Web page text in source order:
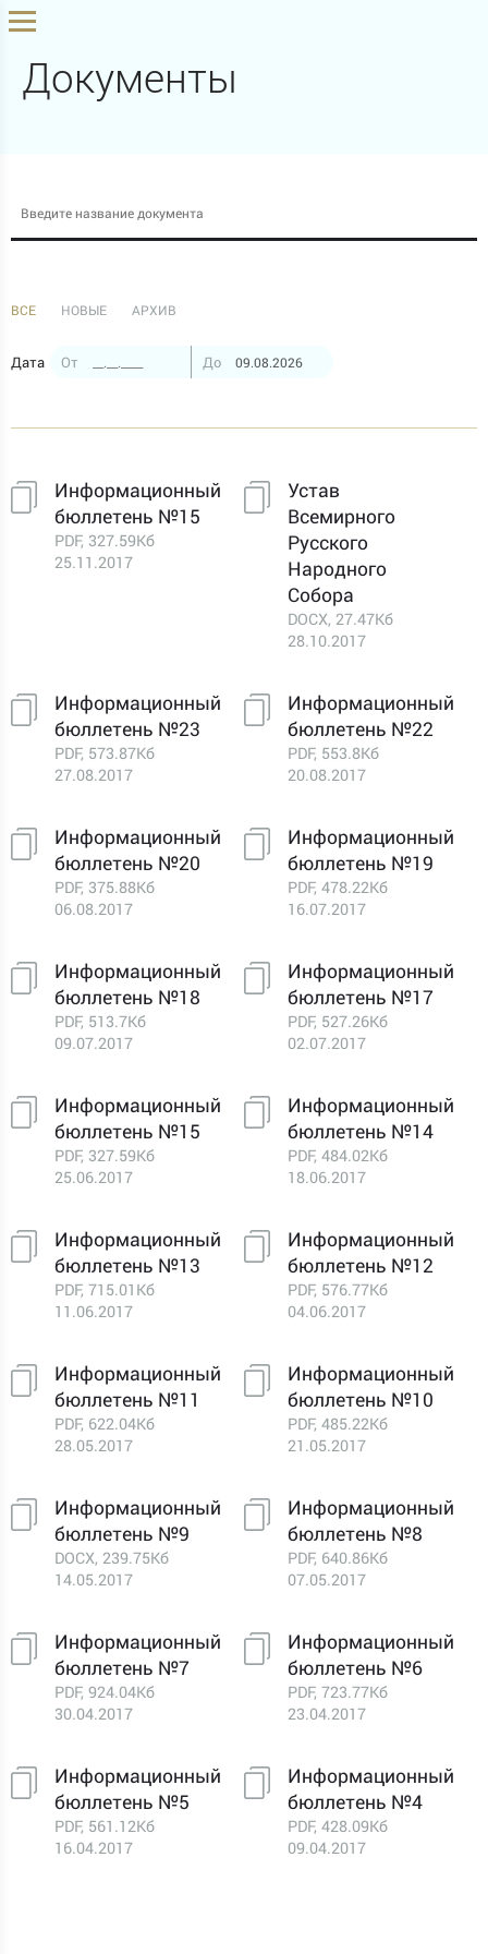
Документы
ВСЕ НОВЫЕ АРХИВ
Дата От До
Информационный
бюллетень №15
PDF, 327.59Кб
25.11.2017
Устав
Всемирного
Русского
Народного
Собора
DOCX, 27.47Кб
28.10.2017
Информационный
бюллетень №23
PDF, 573.87Кб
27.08.2017
Информационный
бюллетень №22
PDF, 553.8Кб
20.08.2017
Информационный
бюллетень №20
PDF, 375.88Кб
06.08.2017
Информационный
бюллетень №19
PDF, 478.22Кб
16.07.2017
Информационный
бюллетень №18
PDF, 513.7Кб
09.07.2017
Информационный
бюллетень №17
PDF, 527.26Кб
02.07.2017
Информационный
бюллетень №15
PDF, 327.59Кб
25.06.2017
Информационный
бюллетень №14
PDF, 484.02Кб
18.06.2017
Информационный
бюллетень №13
PDF, 715.01Кб
11.06.2017
Информационный
бюллетень №12
PDF, 576.77Кб
04.06.2017
Информационный
бюллетень №11
PDF, 622.04Кб
28.05.2017
Информационный
бюллетень №10
PDF, 485.22Кб
21.05.2017
Информационный
бюллетень №9
DOCX, 239.75Кб
14.05.2017
Информационный
бюллетень №8
PDF, 640.86Кб
07.05.2017
Информационный
бюллетень №7
PDF, 924.04Кб
30.04.2017
Информационный
бюллетень №6
PDF, 723.77Кб
23.04.2017
Информационный
бюллетень №5
PDF, 561.12Кб
16.04.2017
Информационный
бюллетень №4
PDF, 428.09Кб
09.04.2017